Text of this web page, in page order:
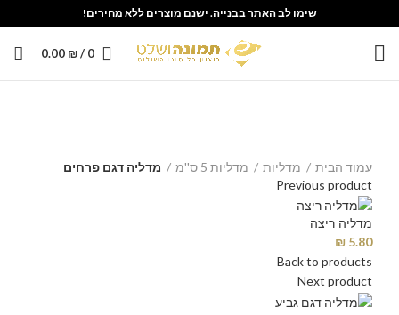
שימו לב האתר בבנייה. ישנם מוצרים ללא מחירים!
0
/
0.00 ₪
עמוד הבית
מדליות מדליות 5 ס''מ
מדליה דגם פרחים
Previous product
מדליה ריצה
5.80
₪
Back to products
Next product